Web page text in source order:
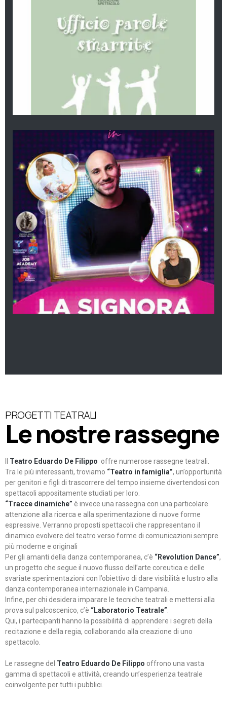
PROGETTI TEATRALI
Le nostre rassegne
Teatro Eduardo De Filippo offre numerose rassegne teatrali.
Tra le più interessanti, troviamo “Teatro in famiglia”, un’opportunità
per genitori e figli di trascorrere del tempo insieme divertendosi con
spettacoli appositamente studiati per loro.
“Tracce dinamiche” è invece una rassegna con una particolare
attenzione alla ricerca e alla sperimentazione di nuove forme
espressive. Verranno proposti spettacoli che rappresentano il
dinamico evolvere del teatro verso forme di comunicazioni sempre
più moderne e originali
Per gli amanti della danza contemporanea, c’è “Revolution Dance”,
un progetto che segue il nuovo flusso dell’arte coreutica e delle
svariate sperimentazioni con l’obiettivo di dare visibilità e lustro alla
danza contemporanea internazionale in Campania.
Infine, per chi desidera imparare le tecniche teatrali e mettersi alla
prova sul palcoscenico, c’è “Laboratorio Teatrale”
Qui, i partecipanti hanno la possibilità di apprendere i segreti della
recitazione e della regia, collaborando alla creazione di uno
spettacolo.
Le rassegne del Teatro Eduardo De Filippo offrono una vasta
gamma di spettacoli e attività, creando un’esperienza teatrale
coinvolgente per tutti i pubblici.